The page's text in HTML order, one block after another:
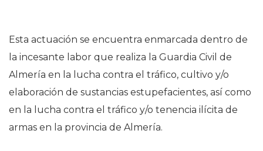
Esta actuación se encuentra enmarcada dentro de
la incesante labor que realiza la Guardia Civil de
Almería en la lucha contra el tráfico, cultivo y/o
elaboración de sustancias estupefacientes, así como
en la lucha contra el tráfico y/o tenencia ilícita de
armas en la provincia de Almería.